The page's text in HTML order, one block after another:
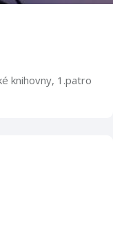
knihovny, 1.patro